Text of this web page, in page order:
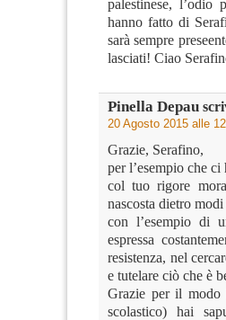
palestinese,
hanno fatto di
sarà sempre
lasciati! Ciao
Pinella Depau
20 Agosto 2015 alle
Grazie, Serafino,
per l’esempio che ci
col tuo rigore
nascosta dietro
con l’esempio di
espressa
resistenza, nel
e tutelare ciò che è
Grazie per il modo
scolastico) hai